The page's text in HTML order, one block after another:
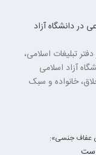
در دانشگاه آزاد
تبلیغات اسلامی،
آزاد اسلامی
خانواده و سبک
عفاف جنسی»: